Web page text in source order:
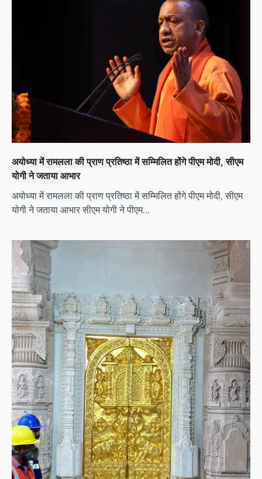
अयोध्या में रामलला की प्राण प्रतिष्ठा में सम्मिलित होंगे पीएम मोदी, सीएम
योगी ने जताया आभार
अयोध्या में रामलला की प्राण प्रतिष्ठा में सम्मिलित होंगे पीएम मोदी, सीएम
योगी ने जताया आभार सीएम योगी ने पीएम…